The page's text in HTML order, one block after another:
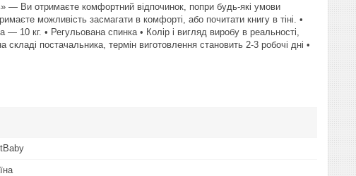
— Ви отримаєте комфортний відпочинок, попри будь-які умови
можливість засмагати в комфорті, або почитати книгу в тіні. •
кг. • Регульована спинка • Колір і вигляд виробу в реальності,
постачальника, термін виготовлення становить 2-3 робочі дні •